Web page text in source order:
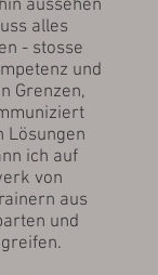
aussehen
alles
- stosse
und
Grenzen,
Lösungen
ich auf
von
aus
und